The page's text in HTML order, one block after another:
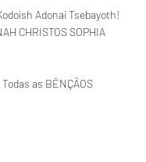
Adonai Tsebayoth!
CHRISTOS SOPHIA
as BÊNÇÃOS